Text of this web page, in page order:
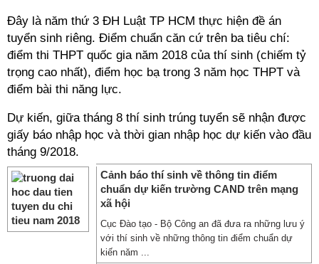
Đây là năm thứ 3 ĐH Luật TP HCM thực hiện đề án
tuyển sinh riêng. Điểm chuẩn căn cứ trên ba tiêu chí:
điểm thi THPT quốc gia năm 2018 của thí sinh (chiếm tỷ
trọng cao nhất), điểm học bạ trong 3 năm học THPT và
điểm bài thi năng lực.
Dự kiến, giữa tháng 8 thí sinh trúng tuyển sẽ nhận được
giấy báo nhập học và thời gian nhập học dự kiến vào đầu
tháng 9/2018.
Cảnh báo thí sinh về thông tin điểm
chuẩn dự kiến trường CAND trên mạng
xã hội
Cục Đào tạo - Bộ Công an đã đưa ra những lưu ý
với thí sinh về những thông tin điểm chuẩn dự
kiến năm ...